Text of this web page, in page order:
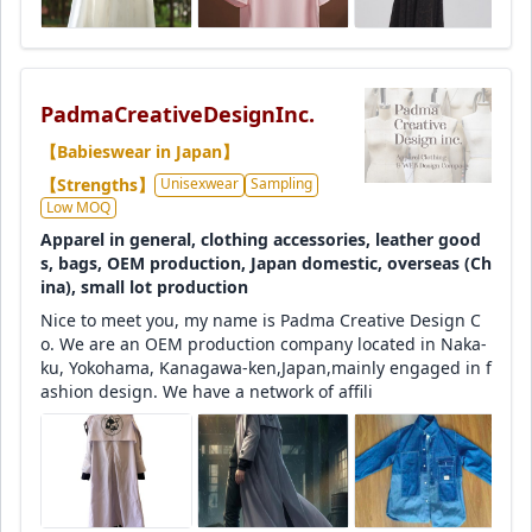
PadmaCreativeDesignInc.
【Babieswear in Japan】
【Strengths】
Unisexwear Sampling
Low MOQ
Apparel in general, clothing accessories, leather good
s, bags, OEM production, Japan domestic, overseas (Ch
ina), small lot production
Nice to meet you, my name is Padma Creative Design C
o. We are an OEM production company located in Naka-
ku, Yokohama, Kanagawa-ken,Japan,mainly engaged in f
ashion design. We have a network of affili